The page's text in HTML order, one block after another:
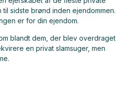
sidste brønd inden ejendommen.
er for din ejendom.
blandt dem, der blev overdraget
en privat slamsuger, men